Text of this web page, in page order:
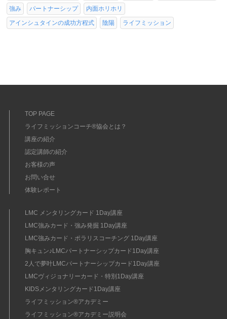
強み
パートナーシップ
内面ホリホリ
アインシュタインの成功方程式
陰陽 ライフミッション
TOP PAGE
ライフミッションコーチ®協会とは？
講座の紹介
認定講師の紹介
お客様の声
お問い合せ
体験レポート
LMC メンタリングカード 1Day講座
LMC強みカード・強み発掘 1Day講座
LMC強みカード・ポラリスコーチング 1Day講座
胸キュン♪LMCパートナーシップカード1Day講座
2人で夢叶LMCパートナーシップカード1Day講座
LMCヴィジョナリーカード・特別1Day講座
KIDSメンタリングカード1Day講座
ライフミッション®︎アカデミー
ライフミッション®︎アカデミー説明会